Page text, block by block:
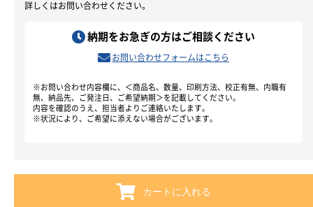
詳しくはお問い合わせください。
納期をお急ぎの方はご相談ください
お問い合わせフォームはこちら
※お問い合わせ内容欄に、＜商品名、数量、印刷方法、校正有無、内職有
無、納品先、ご発注日、ご希望納期＞を記載してください。
内容を確認のうえ、担当者よりご連絡いたします。
※状況により、ご希望に添えない場合がございます。
カートに入れる